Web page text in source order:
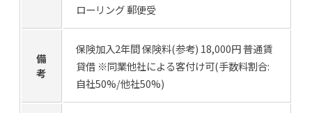
ローリング 郵便受
備
考
保険加入2年間 保険料(参考) 18,000円 普通賃
貸借 ※同業他社による客付け可(手数料割合:
自社50%/他社50%)